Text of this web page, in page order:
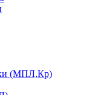
(МПЛ,Кр)